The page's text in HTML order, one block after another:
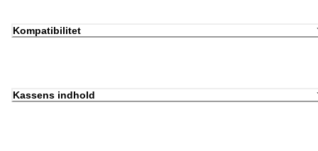
Kompatibilitet
Kassens indhold